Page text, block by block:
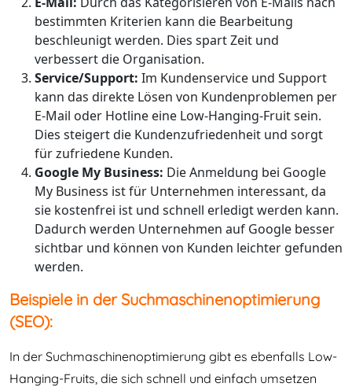
bestimmten Kriterien kann die Bearbeitung
beschleunigt werden. Dies spart Zeit und
verbessert die Organisation.
Service/Support: Im Kundenservice und Support
kann das direkte Lösen von Kundenproblemen per
E-Mail oder Hotline eine Low-Hanging-Fruit sein.
Dies steigert die Kundenzufriedenheit und sorgt
für zufriedene Kunden.
Google My Business: Die Anmeldung bei Google
My Business ist für Unternehmen interessant, da
sie kostenfrei ist und schnell erledigt werden kann.
Dadurch werden Unternehmen auf Google besser
sichtbar und können von Kunden leichter gefunden
werden.
Beispiele in der Suchmaschinenoptimierung
(SEO):
In der Suchmaschinenoptimierung gibt es ebenfalls Low-
Hanging-Fruits, die sich schnell und einfach umsetzen